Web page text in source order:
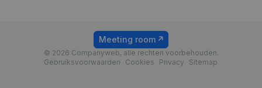
© 2026 Companyweb, alle rechten voorbehouden.
Gebruiksvoorwaarden
Cookies Privacy Sitemap
Meeting room